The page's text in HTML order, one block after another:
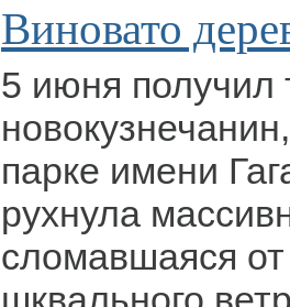
Виновато
5 июня получил
парке имени
рухнула
сломавшаяся